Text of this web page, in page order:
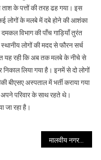
फटने
से
ढहा
मकान
के पत्तों की तरह ढह गया। इस
लोगों के मलबे में दबे होने की आशंका
विभाग की पाँच गाड़ियाँ तुरंत
लोगों की मदद से फौरन सर्च
यह रही कि अब तक मलबे के नीचे से
लिया गया है। इनमें से दो लोगों
बीएसए अस्पताल में भर्ती कराया गया
परिवार के साथ रहते थे।
जा रहा है।
मालवीय नगर गेस्ट हाउस अग्निकांड: 21 लोगों की मौत, कई को सुरक्षित बचाया गया